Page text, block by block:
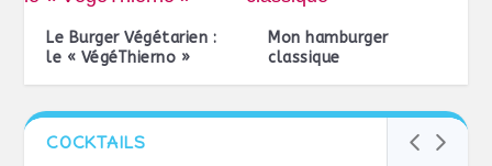
Le Burger Végétarien :
le « VégéThierno »
Mon hamburger
classique
COCKTAILS